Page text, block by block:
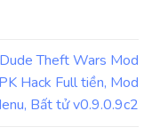
Theft Wars Mod
Hack Full tiền, Mod
Bất tử v0.9.0.9c2